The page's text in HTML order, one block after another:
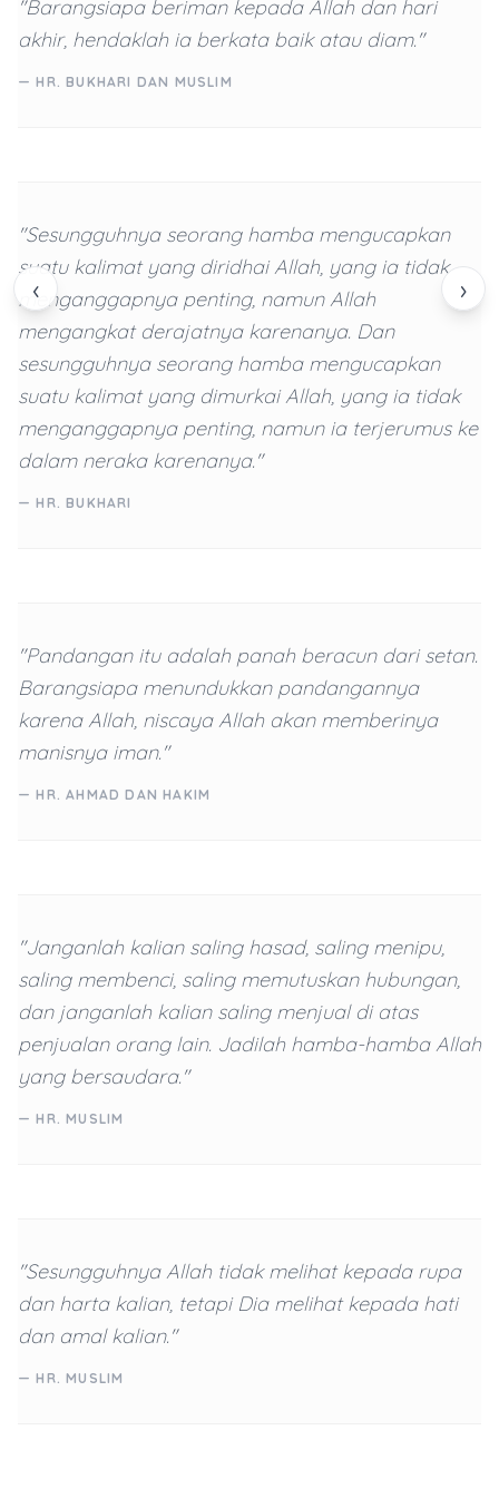
‹ ›
"Barangsiapa beriman kepada Allah dan hari
akhir, hendaklah ia berkata baik atau diam."
— HR. BUKHARI DAN MUSLIM
"Sesungguhnya seorang hamba mengucapkan
suatu kalimat yang diridhai Allah, yang ia tidak
menganggapnya penting, namun Allah
mengangkat derajatnya karenanya. Dan
sesungguhnya seorang hamba mengucapkan
suatu kalimat yang dimurkai Allah, yang ia tidak
menganggapnya penting, namun ia terjerumus ke
dalam neraka karenanya."
— HR. BUKHARI
"Pandangan itu adalah panah beracun dari setan.
Barangsiapa menundukkan pandangannya
karena Allah, niscaya Allah akan memberinya
manisnya iman."
— HR. AHMAD DAN HAKIM
"Janganlah kalian saling hasad, saling menipu,
saling membenci, saling memutuskan hubungan,
dan janganlah kalian saling menjual di atas
penjualan orang lain. Jadilah hamba-hamba Allah
yang bersaudara."
— HR. MUSLIM
"Sesungguhnya Allah tidak melihat kepada rupa
dan harta kalian, tetapi Dia melihat kepada hati
dan amal kalian."
— HR. MUSLIM